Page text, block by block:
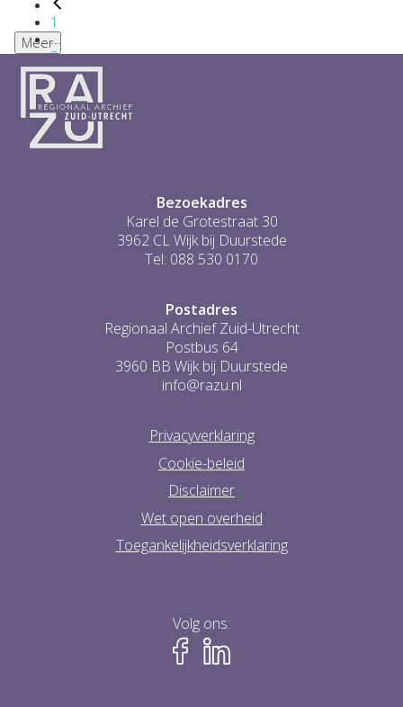
1
...
2
3
4
5
6
...
Meer
Bezoekadres
Karel de Grotestraat 30
3962 CL Wijk bij Duurstede
Tel: 088 530 0170
Postadres
Regionaal Archief Zuid-Utrecht
Postbus 64
3960 BB Wijk bij Duurstede
info@razu.nl
Privacyverklaring
Cookie-beleid
Disclaimer
Wet open overheid
Toegankelijkheidsverklaring
Volg ons: